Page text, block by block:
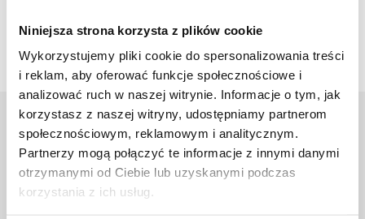
Niniejsza strona korzysta z plików cookie
Wykorzystujemy pliki cookie do spersonalizowania treści
i reklam, aby oferować funkcje społecznościowe i
analizować ruch w naszej witrynie. Informacje o tym, jak
korzystasz z naszej witryny, udostępniamy partnerom
społecznościowym, reklamowym i analitycznym.
Partnerzy mogą połączyć te informacje z innymi danymi
otrzymanymi od Ciebie lub uzyskanymi podczas
korzystania z ich usług.
medycznych.
Uniwersytet Rzeszowski
Al. Tadeusza Rejtana 16C
35-959 Rzeszów
Pomiń
Polityka prywatności